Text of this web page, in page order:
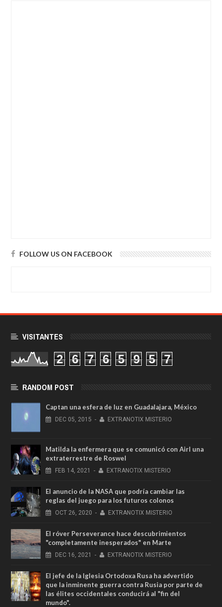
FOLLOW US ON FACEBOOK
VISITANTES
2 6 7 6 5 9 5 7
RANDOM POST
Captan una esfera de luz en Guadalajara, México
DEC 05, 2015 - EXTRANOTIX MISTERIO
Matilda la enfermera que se comunicó con Airl una
extraterrestre de Roswel
FEB 14, 2021 - EXTRANOTIX MISTERIO
El anuncio de la NASA que podría cambiar las
reglas del juego para los futuros colonos
OCT 26, 2020 - EXTRANOTIX MISTERIO
El róver Perseverance hace descubrimientos
"completamente inesperados" en Marte
DEC 16, 2021 - EXTRANOTIX MISTERIO
El jefe de la Iglesia Ortodoxa Rusa ha advertido
que la inminente guerra contra Rusia por parte de
las élites occidentales conducirá al "fin del
mundo".